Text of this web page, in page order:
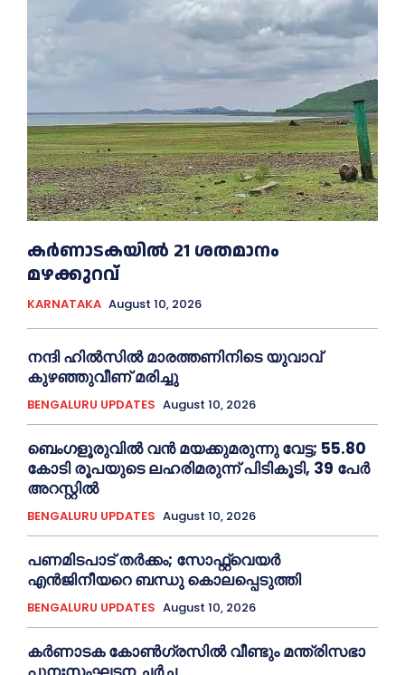
കർണാടകയിൽ 21 ശതമാനം
മഴക്കുറവ്
KARNATAKA August 10, 2026
നന്ദി ഹിൽസിൽ മാരത്തണിനിടെ യുവാവ്
കുഴഞ്ഞുവീണ് മരിച്ചു
BENGALURU UPDATES August 10, 2026
ബെംഗളൂരുവിൽ വന്‍ മയക്കുമരുന്നു വേട്ട; 55.80
കോടി രൂപയുടെ ലഹരിമരുന്ന് പിടികൂടി, 39 പേർ
അറസ്റ്റിൽ
BENGALURU UPDATES August 10, 2026
പണമിടപാട് തര്‍ക്കം; സോഫ്റ്റ്‌വെയർ
എൻജിനീയറെ ബന്ധു കൊലപ്പെടുത്തി
BENGALURU UPDATES August 10, 2026
കർണാടക കോൺഗ്രസിൽ വീണ്ടും മന്ത്രിസഭാ